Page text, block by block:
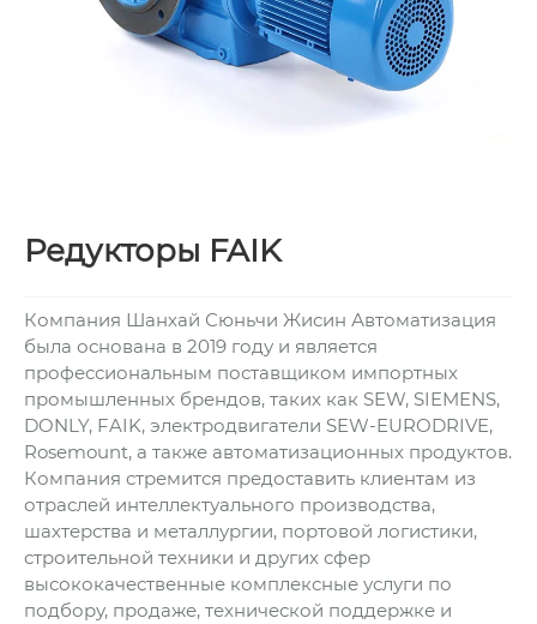
Редукторы FAIK
Компания Шанхай Сюньчи Жисин Автоматизация
была основана в 2019 году и является
профессиональным поставщиком импортных
промышленных брендов, таких как SEW, SIEMENS,
DONLY, FAIK, электродвигатели SEW-EURODRIVE,
Rosemount, а также автоматизационных продуктов.
Компания стремится предоставить клиентам из
отраслей интеллектуального производства,
шахтерства и металлургии, портовой логистики,
строительной техники и других сфер
высококачественные комплексные услуги по
подбору, продаже, технической поддержке и